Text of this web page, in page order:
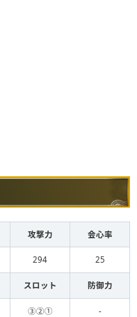
攻撃力 会心率
294 25
スロット 防御力
③②① -